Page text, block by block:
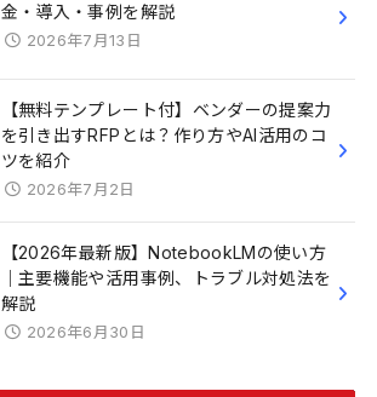
金・導入・事例を解説
2026年7月13日
【無料テンプレート付】ベンダーの提案力
を引き出すRFPとは？作り方やAI活用のコ
ツを紹介
2026年7月2日
【2026年最新版】NotebookLMの使い方
｜主要機能や活用事例、トラブル対処法を
解説
2026年6月30日